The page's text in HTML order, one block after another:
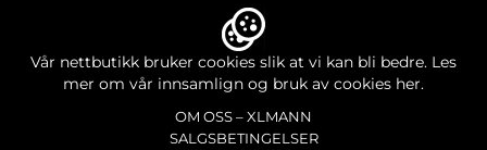
Vår nettbutikk bruker cookies slik at vi kan bli bedre. Les
mer om vår innsamlign og bruk av cookies her.
OM OSS – XLMANN
SALGSBETINGELSER